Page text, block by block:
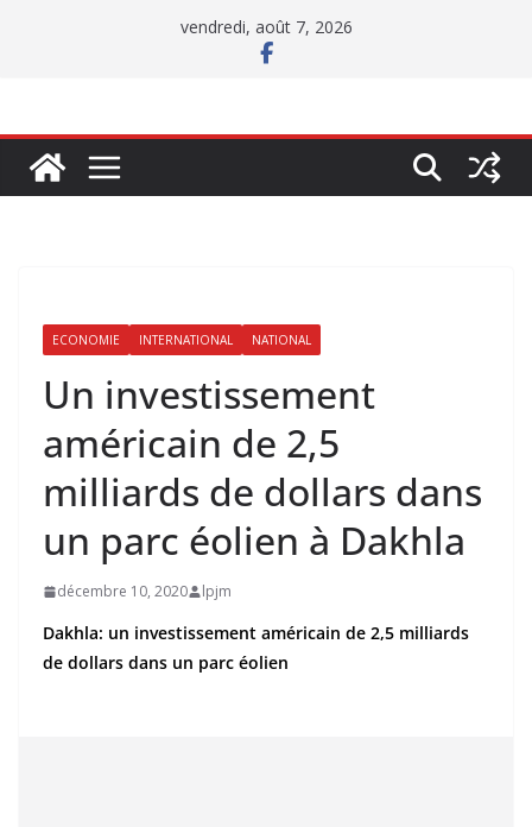
vendredi, août 7, 2026
ECONOMIE INTERNATIONAL NATIONAL
Un investissement
américain de 2,5
milliards de dollars dans
un parc éolien à Dakhla
décembre 10, 2020 lpjm
Dakhla: un investissement américain de 2,5 milliards
de dollars dans un parc éolien